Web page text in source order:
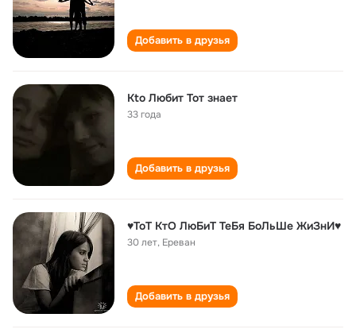
Добавить в друзья
Kto Любит Тот знает
33 года
Добавить в друзья
♥ТоТ КтО ЛюБиТ ТеБя БоЛьШе ЖиЗнИ♥
30 лет, Ереван
Добавить в друзья